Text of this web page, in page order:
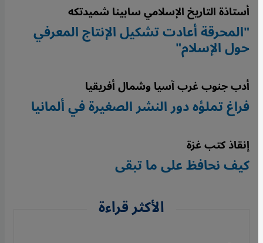
أستاذة التاريخ الإسلامي سابينا شميدتكه
"المحرقة أعادت تشكيل الإنتاج المعرفي
حول الإسلام"
أدب جنوب غرب آسيا وشمال أفريقيا
فراغ تملؤه دور النشر الصغيرة في ألمانيا
إنقاذ كتب غزة
كيف نحافظ على ما تبقى
الأكثر قراءة